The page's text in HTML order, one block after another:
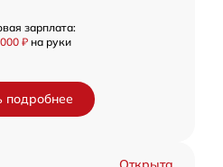
зарплата:
₽ на руки
подробнее